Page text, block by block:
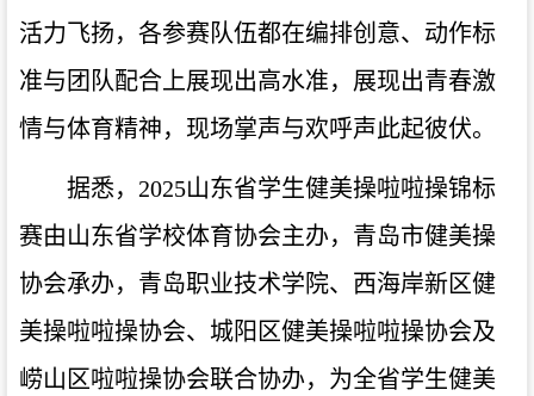
活力飞扬，各参赛队伍都在编排创意、动作标
准与团队配合上展现出高水准，展现出青春激
情与体育精神，现场掌声与欢呼声此起彼伏。
据悉，2025山东省学生健美操啦啦操锦标
赛由山东省学校体育协会主办，青岛市健美操
协会承办，青岛职业技术学院、西海岸新区健
美操啦啦操协会、城阳区健美操啦啦操协会及
崂山区啦啦操协会联合协办，为全省学生健美